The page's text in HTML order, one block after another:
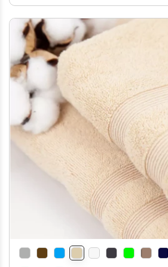
- Особливість наших
петля, яка дозволяє
висушувати і зберігати
зекономивши простір і
зручний доступ до них.
- Асортимент доступний
та двох розмірах,
підібрати оптимальний
пасує до вашого
-Бавовняні рушники
своєю довговічністю і